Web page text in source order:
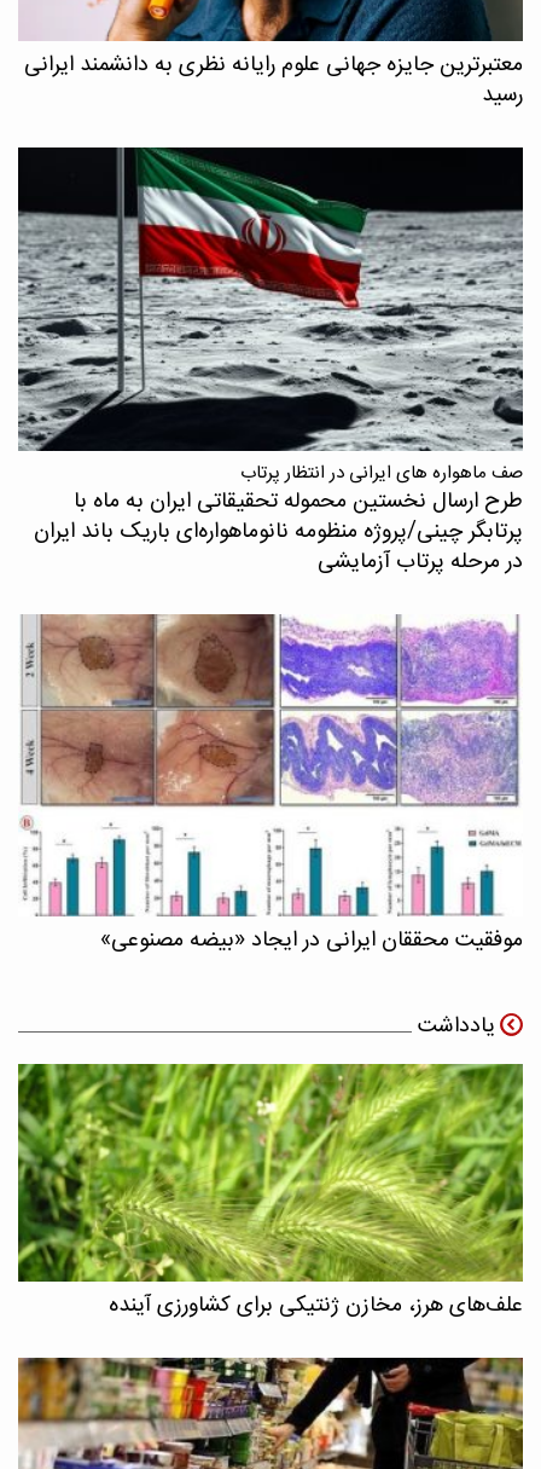
معتبرترین جایزه جهانی علوم رایانه نظری به دانشمند ایرانی
رسید
صف ماهواره های ایرانی در انتظار پرتاب
طرح ارسال نخستین محموله تحقیقاتی ایران به ماه با
پرتابگر چینی/پروژه منظومه نانوماهواره‌ای باریک باند ایران
در مرحله پرتاب آزمایشی
موفقیت محققان ایرانی در ایجاد «بیضه مصنوعی»
یادداشت
علف‌های هرز، مخازن ژنتیکی برای کشاورزی آینده